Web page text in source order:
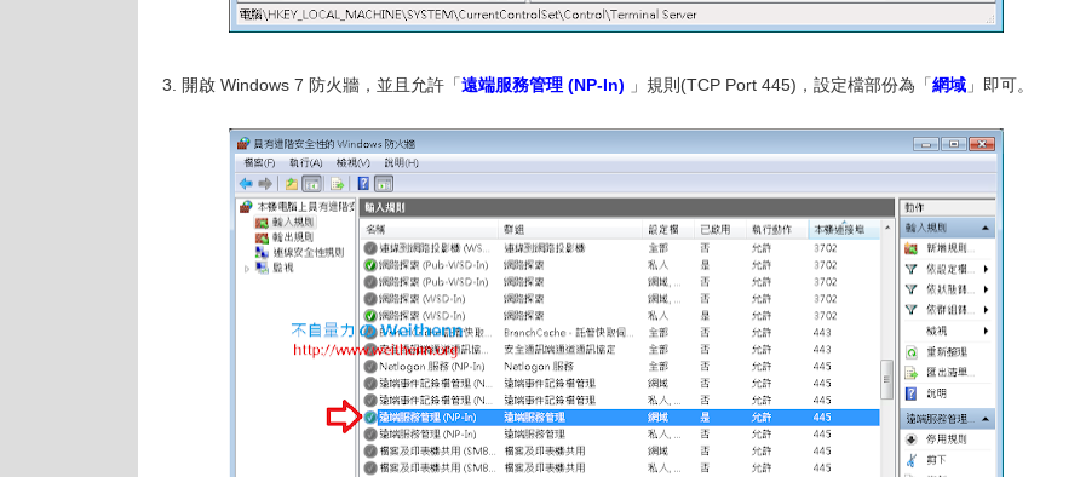
3. 開啟 Windows 7 防火牆，並且允許「遠端服務管理 (NP-In) 」規則(TCP Port 445)，設定檔部份為「網域 」即可。